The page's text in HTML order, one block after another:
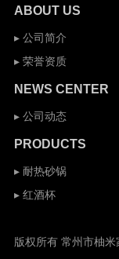
ABOUT US
▸ 公司简介
▸ 荣誉资质
NEWS CENTER
▸ 公司动态
PRODUCTS
▸ 耐热砂锅
▸ 红酒杯
版权所有 常州市柚